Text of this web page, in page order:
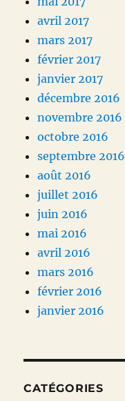
avril 2017
mars 2017
février 2017
janvier 2017
décembre 2016
novembre 2016
octobre 2016
septembre 2016
août 2016
juillet 2016
juin 2016
mai 2016
avril 2016
mars 2016
février 2016
janvier 2016
CATÉGORIES